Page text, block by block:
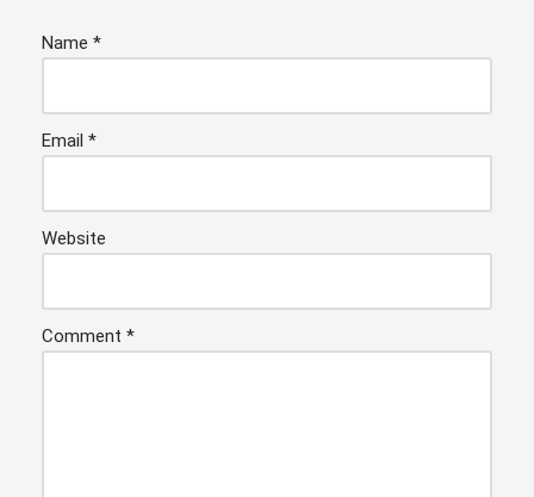
Name *
Email *
Website
Comment *